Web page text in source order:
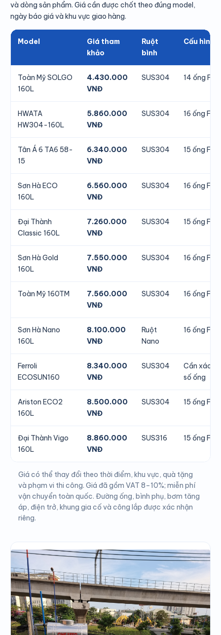
và dòng sản phẩm. Giá cần được chốt theo đúng model,
ngày báo giá và khu vực giao hàng.
Model
Giá tham
khảo
Ruột
bình
Cấu hình
Toàn Mỹ SOLGO
160L
4.430.000
VNĐ
SUS304 14 ống F58
HWATA
HW304-160L
5.860.000
VNĐ
SUS304 16 ống F58
Tân Á 6 TA6 58-
15
6.340.000
VNĐ
SUS304 15 ống F58
Sơn Hà ECO
160L
6.560.000
VNĐ
SUS304 16 ống F58
Đại Thành
Classic 160L
7.260.000
VNĐ
SUS304 15 ống F58
Sơn Hà Gold
160L
7.550.000
VNĐ
SUS304 16 ống F58
Toàn Mỹ 160TM
7.560.000
VNĐ
SUS304 16 ống F58
Sơn Hà Nano
160L
8.100.000
VNĐ
Ruột
Nano
16 ống F58
Ferroli
ECOSUN160
8.340.000
VNĐ
SUS304
Cần xác
số ống
Ariston ECO2
160L
8.500.000
VNĐ
SUS304 15 ống F58
Đại Thành Vigo
160L
8.860.000
VNĐ
SUS316 15 ống F58
Giá có thể thay đổi theo thời điểm, khu vực, quà tặng
và phạm vi thi công. Giá đã gồm VAT 8–10%; miễn phí
vận chuyển toàn quốc. Đường ống, bình phụ, bơm tăng
áp, điện trở, khung gia cố và công lắp được xác nhận
riêng.